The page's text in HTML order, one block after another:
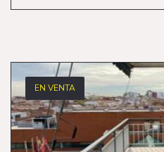
EN VENTA